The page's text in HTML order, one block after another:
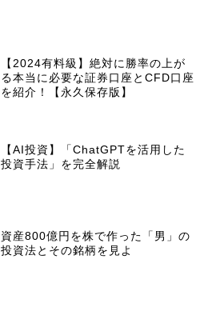
【2024有料級】絶対に勝率の上が
る本当に必要な証券口座とCFD口座
を紹介！【永久保存版】
【AI投資】「ChatGPTを活用した
投資手法」を完全解説
資産800億円を株で作った「男」の
投資法とその銘柄を見よ